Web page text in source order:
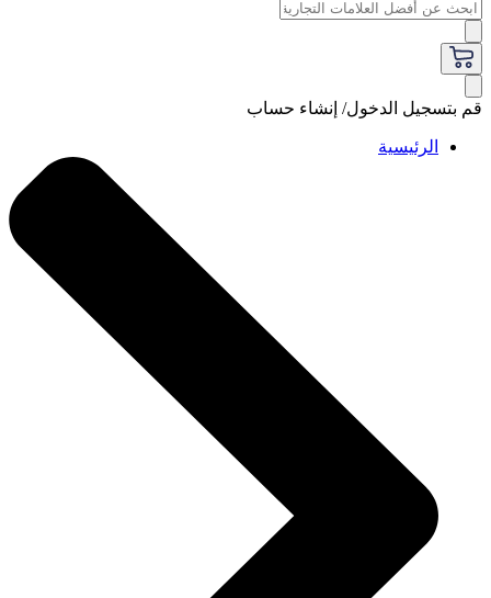
قم بتسجيل الدخول/ إنشاء حساب
الرئيسية